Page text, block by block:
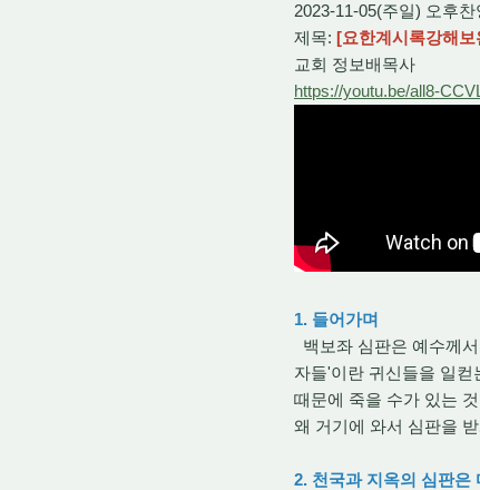
2023-11-05(주일) 오후찬
제목: [요한계시록강해
교회 정보배목사
https://youtu.be/all8-
1. 들어가며
백보좌 심판은 예수께
자들'이란 귀신들을 일
때문에 죽을 수가 있는
왜 거기에 와서 심판을
2. 천국과 지옥의 심판은